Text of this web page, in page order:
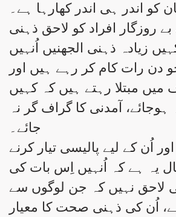
کو اندر ہی اندر کھارہا ہے۔
روزگار افراد کو لاحق ذہنی
زیادہ ذہنی الجھنیں اُنہیں
دن رات کام کر رہے ہیں اور
مبتلا رہتے ہیں کہ کہیں
آمدنی کا گراف گر نہ
جائے۔
اُن کے لیے پالیسی تیار کرنے
یہ ہے کہ اُنہیں اِس بات کی
لاحق نہیں کہ جن لوگوں سے
ہے، اُن کی ذہنی صحت کا معیار